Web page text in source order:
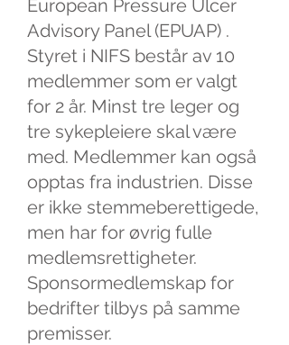
European Pressure Ulcer
Advisory Panel (EPUAP) .
Styret i NIFS består av 10
medlemmer som er valgt
for 2 år. Minst tre leger og
tre sykepleiere skal være
med. Medlemmer kan også
opptas fra industrien. Disse
er ikke stemmeberettigede,
men har for øvrig fulle
medlemsrettigheter.
Sponsormedlemskap for
bedrifter tilbys på samme
premisser.